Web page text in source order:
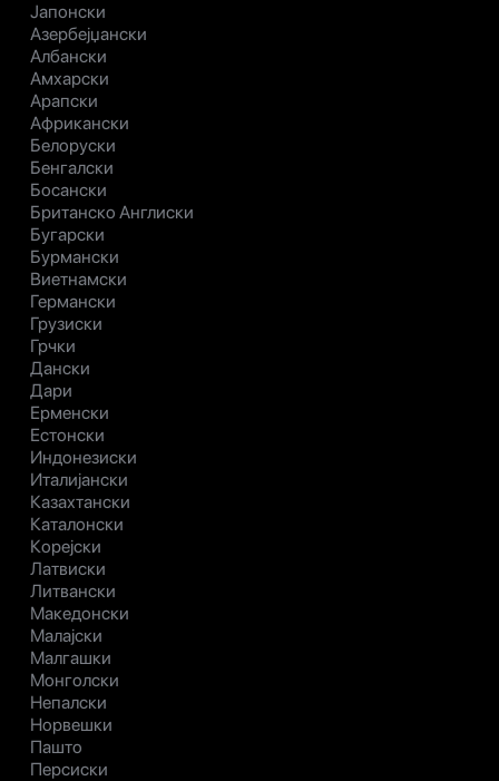
Јапонски
Азербејџански
Албански
Амхарски
Арапски
Африкански
Белоруски
Бенгалски
Босански
Британско Англиски
Бугарски
Бурмански
Виетнамски
Германски
Грузиски
Грчки
Дански
Дари
Ерменски
Естонски
Индонезиски
Италијански
Казахтански
Каталонски
Корејски
Латвиски
Литвански
Македонски
Малајски
Малгашки
Монголски
Непалски
Норвешки
Пашто
Персиски